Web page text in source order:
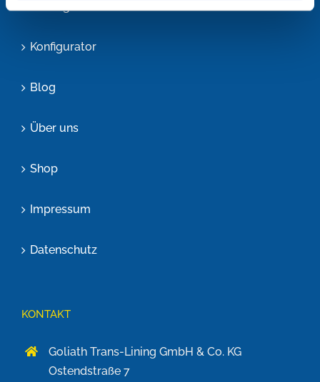
Konfigurator
Blog
Über uns
Shop
Impressum
Datenschutz
KONTAKT
Goliath Trans-Lining GmbH & Co. KG
Ostendstraße 7